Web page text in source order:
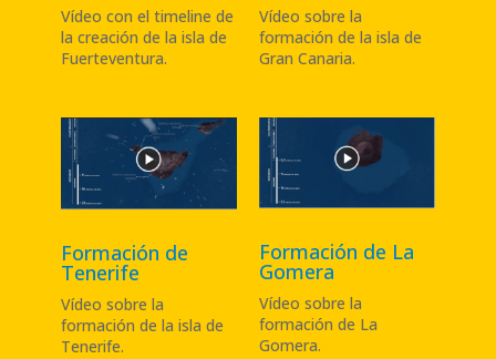
Vídeo con el timeline de
la creación de la isla de
Fuerteventura.
Vídeo sobre la
formación de la isla de
Gran Canaria.
Formación de
Tenerife
Vídeo sobre la
formación de la isla de
Tenerife.
Formación de La
Gomera
Vídeo sobre la
formación de La
Gomera.